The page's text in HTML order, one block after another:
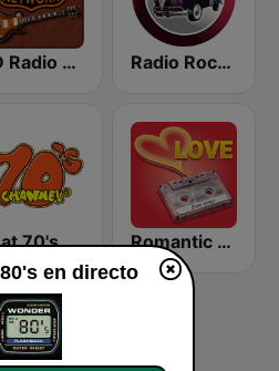
HD Radio - Classic Rock Radio Rock On
That 70's Channel Romantic Vibes
en directo